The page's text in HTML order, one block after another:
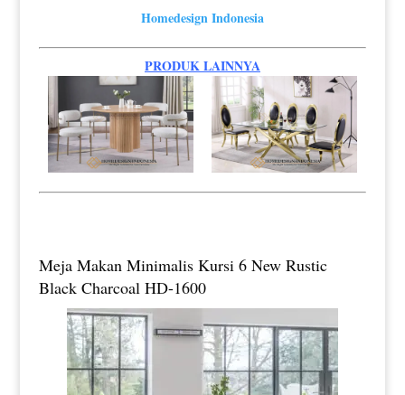
Homedesign Indonesia
PRODUK LAINNYA
Meja Makan Minimalis Kursi 6 New Rustic
Black Charcoal HD-1600